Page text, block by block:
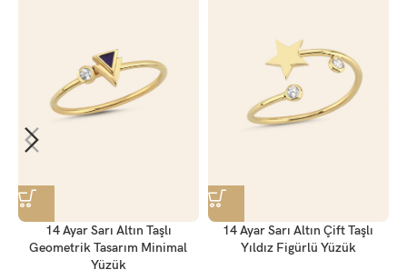
14 Ayar Sarı Altın Taşlı
Geometrik Tasarım Minimal
Yüzük
14 Ayar Sarı Altın Çift Taşlı
Yıldız Figürlü Yüzük